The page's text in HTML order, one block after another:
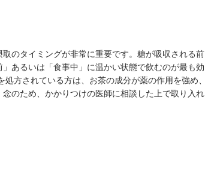
のタイミングが非常に重要です。糖が吸収される前
あるいは「食事中」に温かい状態で飲むのが最も効
方されている方は、お茶の成分が薬の作用を強め、
のため、かかりつけの医師に相談した上で取り入れ